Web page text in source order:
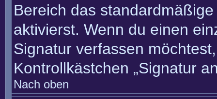
Bereich das
aktivierst. Wenn du einen
Signatur verfassen
Kontrollkästchen „Signatur
Nach oben